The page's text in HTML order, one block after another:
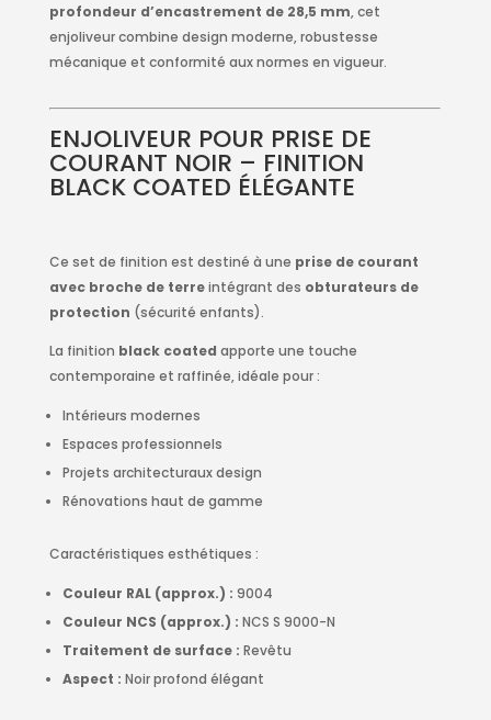
profondeur d’encastrement de 28,5 mm, cet
enjoliveur combine design moderne, robustesse
mécanique et conformité aux normes en vigueur.
ENJOLIVEUR POUR PRISE DE
COURANT NOIR – FINITION
BLACK COATED ÉLÉGANTE
Ce set de finition est destiné à une prise de courant
avec broche de terreintégrant des obturateurs de
protection (sécurité enfants).
La finition black coated apporte une touche
contemporaine et raffinée, idéale pour :
Intérieurs modernes
Espaces professionnels
Projets architecturaux design
Rénovations haut de gamme
Caractéristiques esthétiques :
Couleur RAL (approx.) : 9004
Couleur NCS (approx.) : NCS S 9000-N
Traitement de surface : Revêtu
Aspect : Noir profond élégant